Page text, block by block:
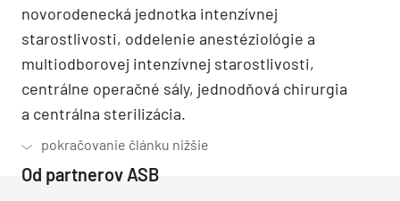
novorodenecká jednotka intenzívnej
starostlivosti, oddelenie anestéziológie a
multiodborovej intenzívnej starostlivosti,
centrálne operačné sály, jednodňová chirurgia
a centrálna sterilizácia.
Od partnerov ASB